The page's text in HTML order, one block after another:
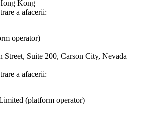
Kong
a afacerii:
operator)
Street, Suite 200, Carson City, Nevada
a afacerii:
(platform operator)